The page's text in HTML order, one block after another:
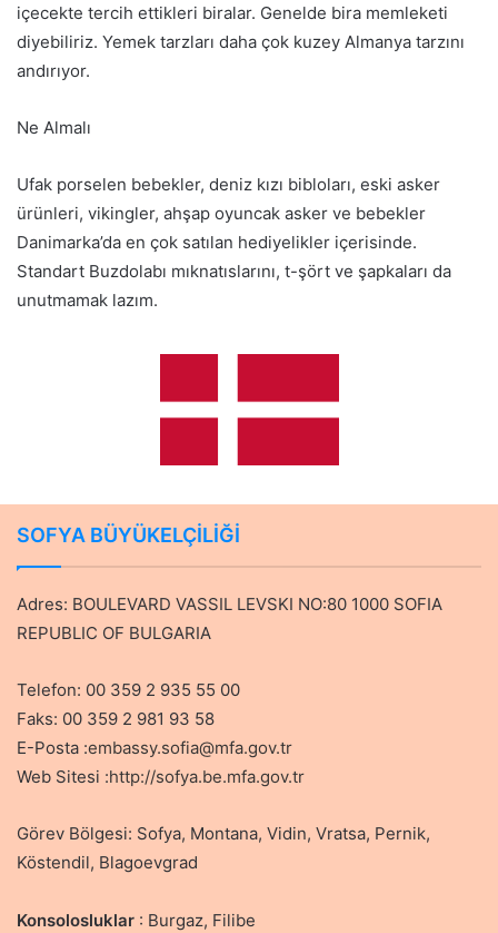
içecekte tercih ettikleri biralar. Genelde bira memleketi
diyebiliriz. Yemek tarzları daha çok kuzey Almanya tarzını
andırıyor.
Ne Almalı
Ufak porselen bebekler, deniz kızı bibloları, eski asker
ürünleri, vikingler, ahşap oyuncak asker ve bebekler
Danimarka’da en çok satılan hediyelikler içerisinde.
Standart Buzdolabı mıknatıslarını, t-şört ve şapkaları da
unutmamak lazım.
SOFYA BÜYÜKELÇİLİĞİ
Adres: BOULEVARD VASSIL LEVSKI NO:80 1000 SOFIA
REPUBLIC OF BULGARIA
Telefon: 00 359 2 935 55 00
Faks: 00 359 2 981 93 58
E-Posta :embassy.sofia@mfa.gov.tr
Web Sitesi :http://sofya.be.mfa.gov.tr
Görev Bölgesi: Sofya, Montana, Vidin, Vratsa, Pernik,
Köstendil, Blagoevgrad
Konsolosluklar : Burgaz, Filibe